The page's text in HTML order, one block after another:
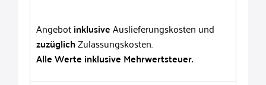
AngebotinklusiveAuslieferungskosten und
zuzüglichZulassungskosten.
Alle Werte inklusive Mehrwertsteuer.